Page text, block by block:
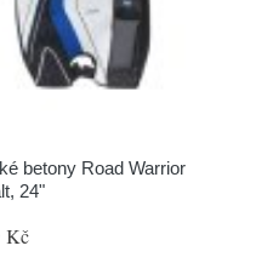
betony Road Warrior
24"
Kč